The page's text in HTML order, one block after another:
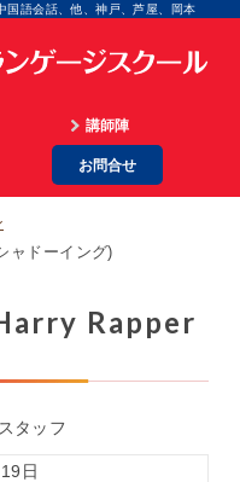
国語会話、他、神戸、芦屋、岡本
講師陣
英語
イタリア語
中国語
お問合せ
ャドーイング)
Rapper
タッフ
日